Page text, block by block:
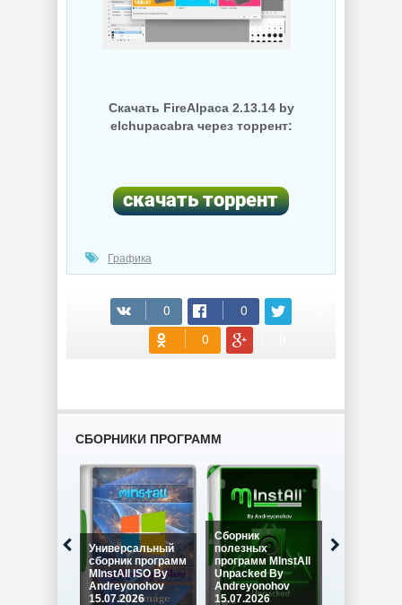
Скачать FireAlpaca 2.13.14 by
elchupacabra через торрент:
(cкачиваний: 59)
Графика
СБОРНИКИ ПРОГРАММ
Универсальный
сборник программ
MInstAll ISO By
Andreyonohov
15.07.2026
Сборник
полезных
программ MInstAll
Unpacked By
Andreyonohov
15.07.2026